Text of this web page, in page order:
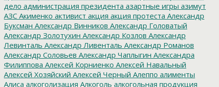
дело администрация президента азартные игры азимут
АЗС Акименко активист акция акция протеста Александр
Буксман Александр Винников Александр Головатый
Александр Золотухин Александр Козлов Александр
Левинталь Александр Ливенталь Александр Романов
Александр Соловьев Александр Чаплыгин Александра
Филиппова Алексей Корниенко Алексей Навальный
Алексей Хозяйский Алексей Черный Алеппо алименты
Алиса алкоголизация Алкоголь алкогольная продукция